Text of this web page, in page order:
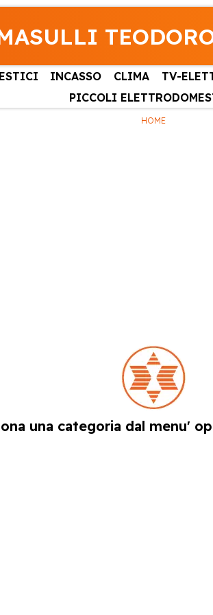
INCASSO CLIMA TV-
PICCOLI
HOME
una categoria dal menu'